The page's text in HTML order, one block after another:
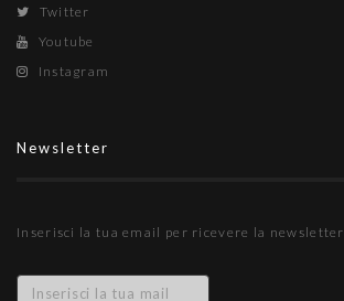
Twitter
Youtube
Instagram
Newsletter
Inserisci la tua email per ricevere la newsletter